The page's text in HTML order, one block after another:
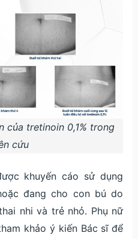
của tretinoin 0,1% trong
cứu
khuyến cáo sử dụng
đang cho con bú do
nhi và trẻ nhỏ. Phụ nữ
khảo ý kiến Bác sĩ để